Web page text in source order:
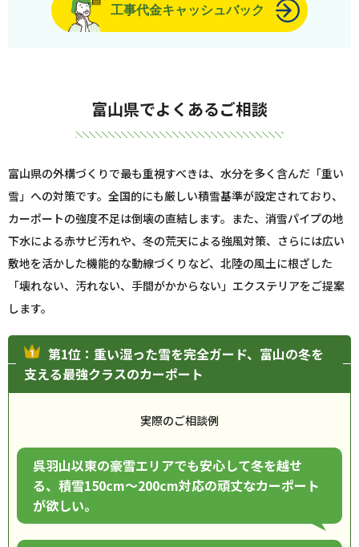
工事代金キャッシュバック
富山県でよくあるご相談
富山県の外構づくりで最も重視すべきは、水分を多く含んだ「重い
雪」への対策です。全国的にも厳しい積雪基準が設定されており、
カーポートの強度不足は倒壊の直結します。また、消雪パイプの地
下水による赤サビ汚れや、冬の荒天による強風対策、さらには広い
敷地を活かした機能的な動線づくりなど、北陸の風土に根ざした
「壊れない、汚れない、手間がかからない」エクステリアをご提案
します。
第1位：重い湿った雪を完全ガード、富山の冬を
支える最強クラスのカーポート
実際のご相談例
呉羽山以東の豪雪エリアでも安心して冬を越せ
る、積雪150cm〜200cm対応の頑丈なカーポート
が欲しい。